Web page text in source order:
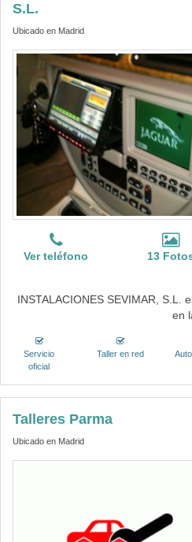
S.L.
Ubicado en Madrid
Ver teléfono 13
INSTALACIONES SEVIMAR, S.L.
en
Servicio
oficial
Taller en red
Talleres Parma
Ubicado en Madrid